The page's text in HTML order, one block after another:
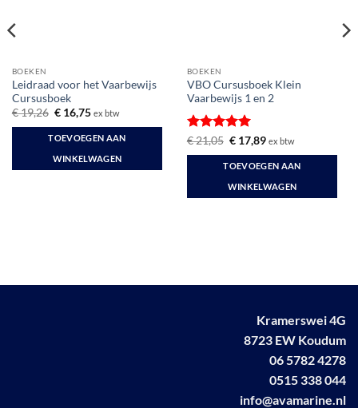
BOEKEN
Leidraad voor het Vaarbewijs
Cursusboek
€19,26 Oorspronkelijke
was:
€ 19,26.
€16,75Huidige
is:
€ 16,75.
ex btw
TOEVOEGEN AAN
WINKELWAGEN
BOEKEN
VBO Cursusboek Klein
Vaarbewijs 1 en 2
Gewaardeerd
5uit 5
€21,05 Oorspronkelijke
was:
€ 21,05.
€17,89Huidige
is:
€ 17,89.
ex btw
TOEVOEGEN AAN
WINKELWAGEN
Kramerswei 4G
8723 EW Koudum
06 5782 4278
0515 338 044
info@avamarine.nl